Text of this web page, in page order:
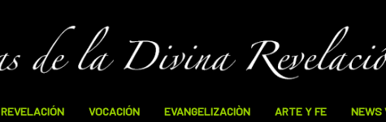
VOCACIÓN EVANGELIZACIÒN ARTE Y FE NEWS